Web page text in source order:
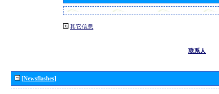
其它信息
联系人
[Newsflashes]